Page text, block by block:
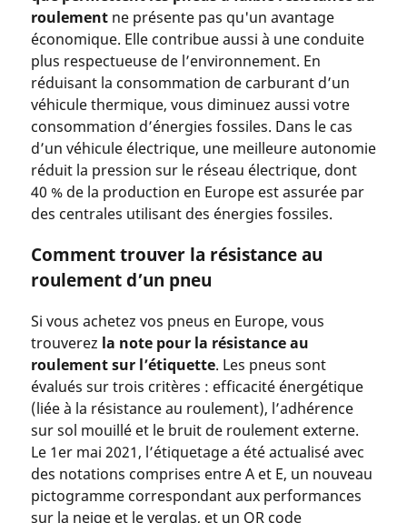
roulementne présente pas qu'un avantage
économique. Elle contribue aussi à une conduite
plus respectueuse de l’environnement. En
réduisant la consommation de carburant d’un
véhicule thermique, vous diminuez aussi votre
consommation d’énergies fossiles. Dans le cas
d’un véhicule électrique, une meilleure autonomie
réduit la pression sur le réseau électrique, dont
40 % de la production en Europe est assurée par
des centrales utilisant des énergies fossiles.
Comment trouver la résistance au
roulement d’un pneu
Si vous achetez vos pneus en Europe, vous
trouverez la note pour la résistance au
roulement sur l’étiquette. Les pneus sont
évalués sur trois critères : efficacité énergétique
(liée à la résistance au roulement), l’adhérence
sur sol mouillé et le bruit de roulement externe.
Le 1er mai 2021, l’étiquetage a été actualisé avec
des notations comprises entre A et E, un nouveau
pictogramme correspondant aux performances
sur la neige et le verglas, et un QR code